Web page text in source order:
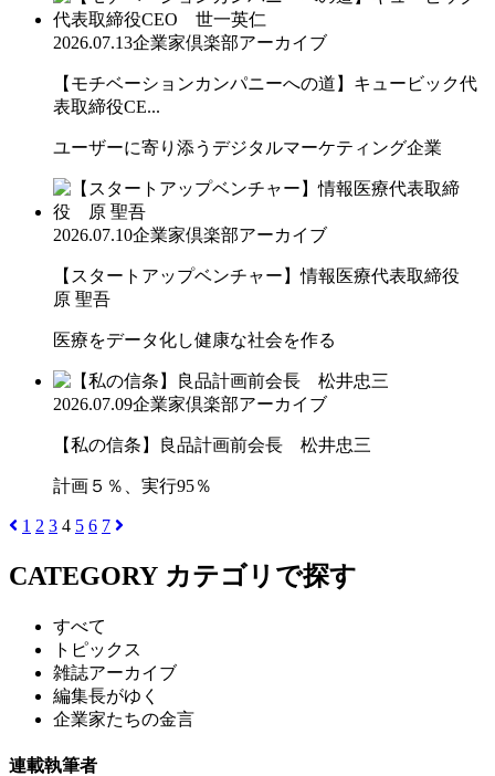
2026.07.13企業家倶楽部アーカイブ
【モチベーションカンパニーへの道】キュービック代
表取締役CE...
ユーザーに寄り添うデジタルマーケティング企業
2026.07.10企業家倶楽部アーカイブ
【スタートアップベンチャー】情報医療代表取締役
原 聖吾
医療をデータ化し健康な社会を作る
2026.07.09企業家倶楽部アーカイブ
【私の信条】良品計画前会長 松井忠三
計画５％、実行95％
1 2 3 4 5 6 7
CATEGORY カテゴリで探す
すべて
トピックス
雑誌アーカイブ
編集長がゆく
企業家たちの金言
連載執筆者